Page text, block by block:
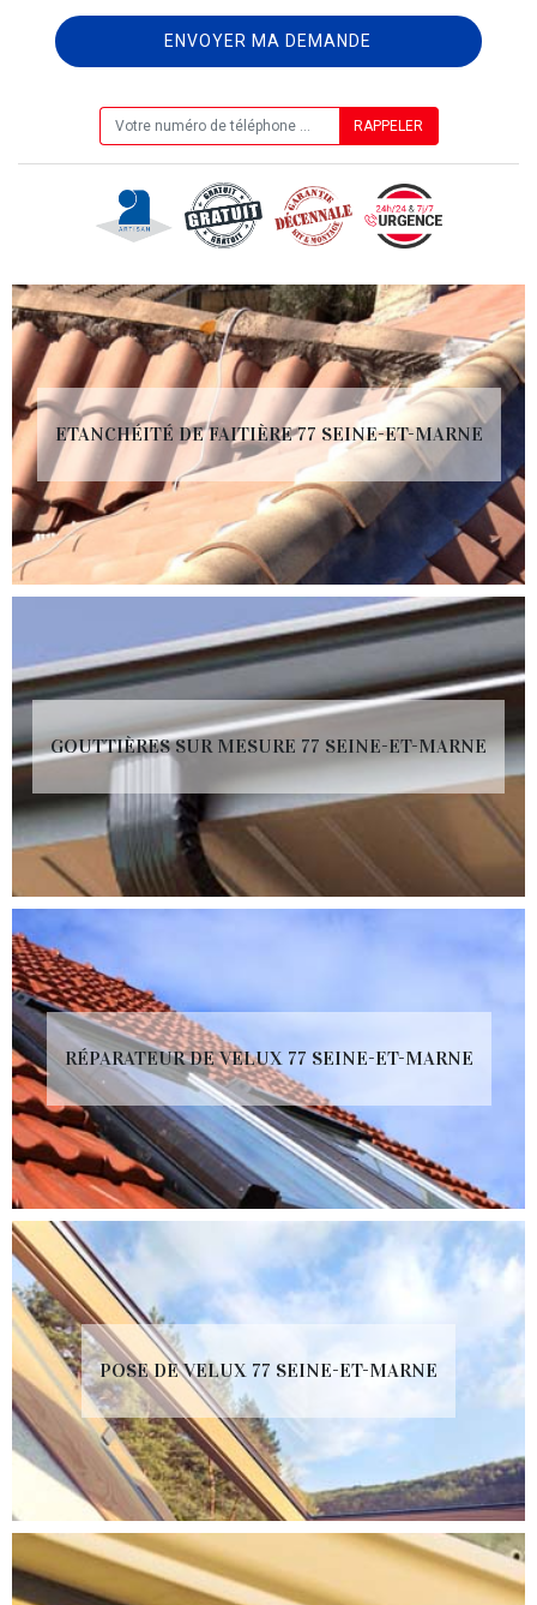
ETANCHÉITÉ DE FAITIÈRE 77 SEINE-ET-MARNE
GOUTTIÈRES SUR MESURE 77 SEINE-ET-MARNE
RÉPARATEUR DE VELUX 77 SEINE-ET-MARNE
POSE DE VELUX 77 SEINE-ET-MARNE